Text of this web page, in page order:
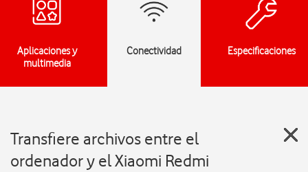
Aplicaciones y
multimedia
Conectividad Especificaciones
Transfiere archivos entre el
ordenador y el Xiaomi Redmi